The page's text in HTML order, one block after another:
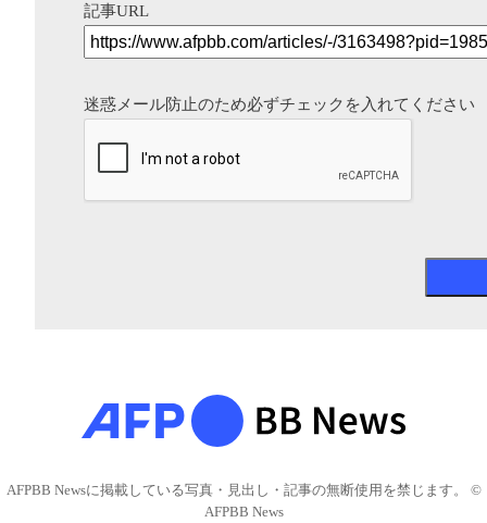
記事URL
迷惑メール防止のため必ずチェックを入れてください
AFPBB Newsに掲載している写真・見出し・記事の無断使用を禁じます。 ©
AFPBB News